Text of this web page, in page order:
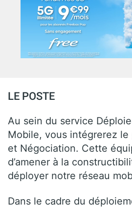
LE POSTE
Au sein du service
Mobile, vous intégrerez le
et Négociation. Cette
d’amener à la
déployer notre réseau
Dans le cadre du